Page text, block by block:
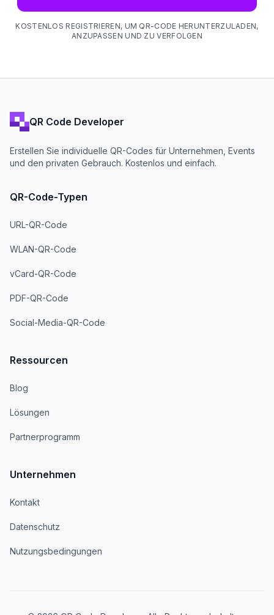
KOSTENLOS REGISTRIEREN, UM QR-CODE HERUNTERZULADEN,
ANZUPASSEN UND ZU VERFOLGEN
QR Code Developer
Erstellen Sie individuelle QR-Codes für Unternehmen, Events
und den privaten Gebrauch. Kostenlos und einfach.
QR-Code-Typen
URL-QR-Code
WLAN-QR-Code
vCard-QR-Code
PDF-QR-Code
Social-Media-QR-Code
Ressourcen
Blog
Lösungen
Partnerprogramm
Unternehmen
Kontakt
Datenschutz
Nutzungsbedingungen